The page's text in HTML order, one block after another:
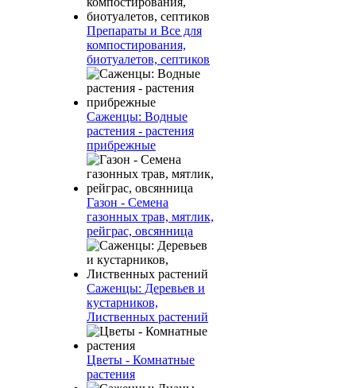
Препараты и Все для
компостирования,
биотуалетов, септиков
Саженцы: Водные
растения - растения
прибрежные
Газон - Семена
газонных трав, мятлик,
рейграс, овсянница
Саженцы: Деревьев и
кустарников,
Лиственных растений
Цветы - Комнатные
растения